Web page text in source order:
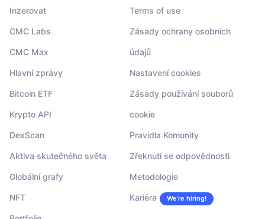
Inzerovat
CMC Labs
CMC Max
Hlavní zprávy
Bitcoin ETF
Krypto API
DexScan
Aktiva skutečného světa
Globální grafy
NFT
Terms of use
Zásady ochrany osobních
údajů
Nastavení cookies
Zásady používání souborů
cookie
Pravidla Komunity
Zřeknutí se odpovědnosti
Metodologie
Kariéra We’re hiring!